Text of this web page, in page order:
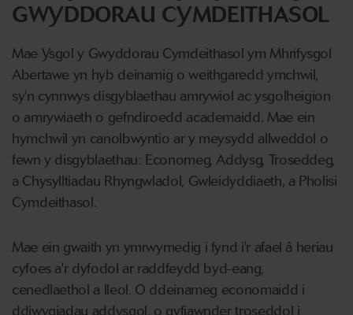
GWYDDORAU CYMDEITHASOL
Mae Ysgol y Gwyddorau Cymdeithasol ym Mhrifysgol
Abertawe yn hyb deinamig o weithgaredd ymchwil,
sy'n cynnwys disgyblaethau amrywiol ac ysgolheigion
o amrywiaeth o gefndiroedd academaidd. Mae ein
hymchwil yn canolbwyntio ar y meysydd allweddol o
fewn y disgyblaethau: Economeg, Addysg, Troseddeg,
a Chysylltiadau Rhyngwladol, Gwleidyddiaeth, a Pholisi
Cymdeithasol.
Mae ein gwaith yn ymrwymedig i fynd i'r afael â heriau
cyfoes a'r dyfodol ar raddfeydd byd-eang,
cenedlaethol a lleol. O ddeinameg economaidd i
ddiwygiadau addysgol, o gyfiawnder troseddol i